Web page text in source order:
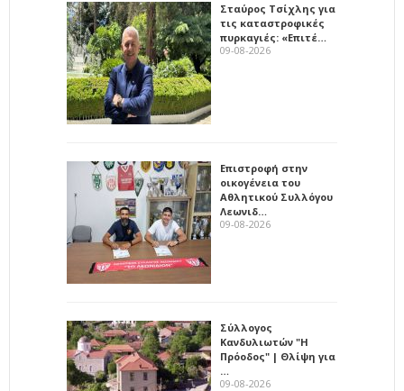
Σταύρος Τσίχλης για
τις καταστροφικές
πυρκαγιές: «Επιτέ…
09-08-2026
Επιστροφή στην
οικογένεια του
Αθλητικού Συλλόγου
Λεωνιδ…
09-08-2026
Σύλλογος
Κανδυλιωτών "Η
Πρόοδος" | Θλίψη για
…
09-08-2026